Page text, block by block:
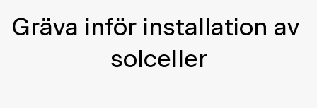
Gräva inför installation av
solceller